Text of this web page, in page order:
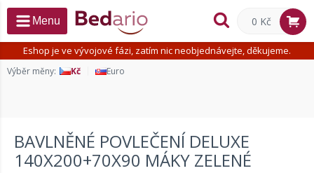
Eshop je ve vývojové fázi, zatím nic neobjednávejte, děkujeme.
Výběr měny: Kč Euro
Menu 0 Kč
BAVLNĚNÉ POVLEČENÍ DELUXE
140X200+70X90 MÁKY ZELENÉ